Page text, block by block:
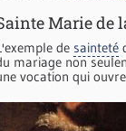
Marie de
de sainteté
mariage non
vocation qui